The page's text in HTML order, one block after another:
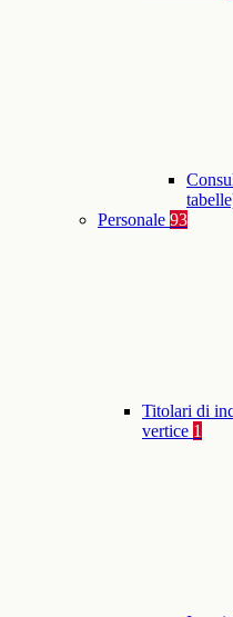
Personale 93
Titolari di
vertice 1